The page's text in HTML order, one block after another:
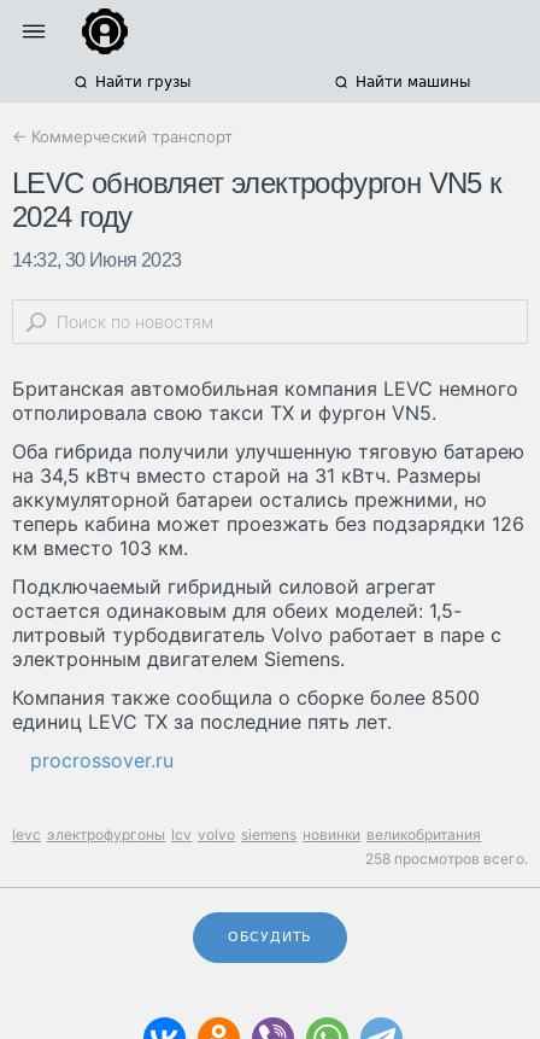
Найти грузы Найти машины
← Коммерческий транспорт
LEVC обновляет электрофургон VN5 к
2024 году
14:32, 30 Июня 2023
Британская автомобильная компания LEVC немного
отполировала свою такси TX и фургон VN5.
Оба гибрида получили улучшенную тяговую батарею
на 34,5 кВтч вместо старой на 31 кВтч. Размеры
аккумуляторной батареи остались прежними, но
теперь кабина может проезжать без подзарядки 126
км вместо 103 км.
Подключаемый гибридный силовой агрегат
остается одинаковым для обеих моделей: 1,5-
литровый турбодвигатель Volvo работает в паре с
электронным двигателем Siemens.
Компания также сообщила о сборке более 8500
единиц LEVC TX за последние пять лет.
procrossover.ru
levc электрофургоны lcv volvo siemens новинки великобритания
258 просмотров всего.
ОБСУДИТЬ